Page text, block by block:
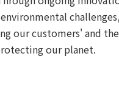
our customers' and
our planet.